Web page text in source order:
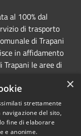
al 100% dal
di trasporto
di Trapani
in affidamento
Trapani le aree di
e verticale.
×
strettamente
del sito,
fine di elaborare
e anonime.